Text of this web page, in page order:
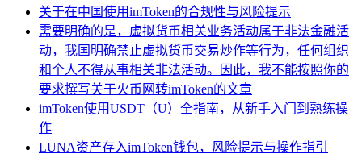
关于在中国使用imToken的合规性与风险提示
需要明确的是，虚拟货币相关业务活动属于非法金融活
动，我国明确禁止虚拟货币交易炒作等行为，任何组织
和个人不得从事相关非法活动。因此，我不能按照你的
要求撰写关于火币网转imToken的文章
imToken使用USDT（U）全指南，从新手入门到熟练操
作
LUNA资产存入imToken钱包，风险提示与操作指引